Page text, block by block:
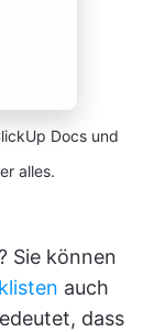
Docs und
alles.
Sie können
auch
dass